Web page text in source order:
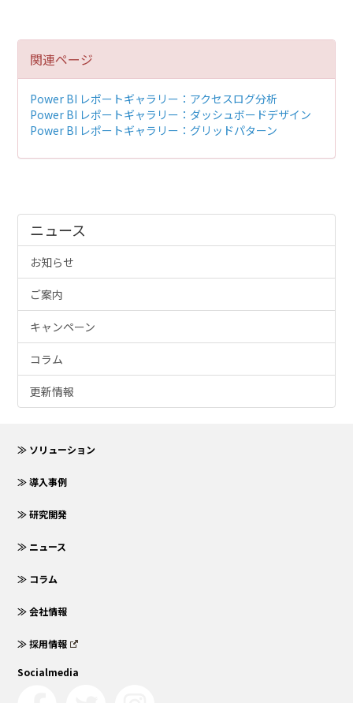
関連ページ
Power BI レポートギャラリー：アクセスログ分析
Power BI レポートギャラリー：ダッシュボードデザイン
Power BI レポートギャラリー：グリッドパターン
ニュース
お知らせ
ご案内
キャンペーン
コラム
更新情報
≫ ソリューション
≫ 導入事例
≫ 研究開発
≫ ニュース
≫ コラム
≫ 会社情報
≫ 採用情報
Socialmedia